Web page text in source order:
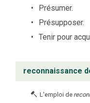
Présumer.
Présupposer.
Tenir pour
reconnaissance
L'emploi de